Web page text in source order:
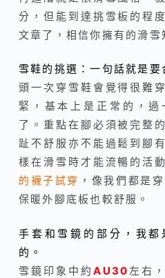
分，但能到達挑雪板的程
文章了，相信你擁有的滑雪
雪鞋的挑選：一句話就是要
頭一次穿雪鞋會覺得很難
緊，基本上是正常的，
了。重點在腳必須被完整
趾不舒服亦不能過鬆到腳
樣在滑雪時才能流暢的活動
的襪子試穿 ，像我們都是
保暖外腳底板也較舒服。
手套和雪鏡的部分，我
的。
雪鏡印象中約AU30 左右